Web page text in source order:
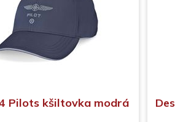
Pilots kšiltovka modrá